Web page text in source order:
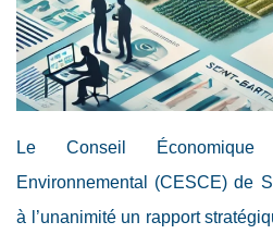
Le Conseil
Environnemental (CESCE) de
à l’unanimité un rapport